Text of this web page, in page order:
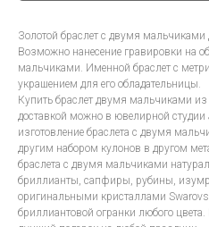
Золотой браслет с двумя
Возможно нанесение гравировки на
мальчиками. Именной браслет с
украшением для его обладательницы.
Купить браслет двумя мальчиками
доставкой можно в ювелирной
изготовление браслета с двумя
другим набором кулонов в другом
браслета с двумя мальчиками
бриллианты, сапфиры, рубины,
оригинальными кристаллами
бриллиантовой огранки любого